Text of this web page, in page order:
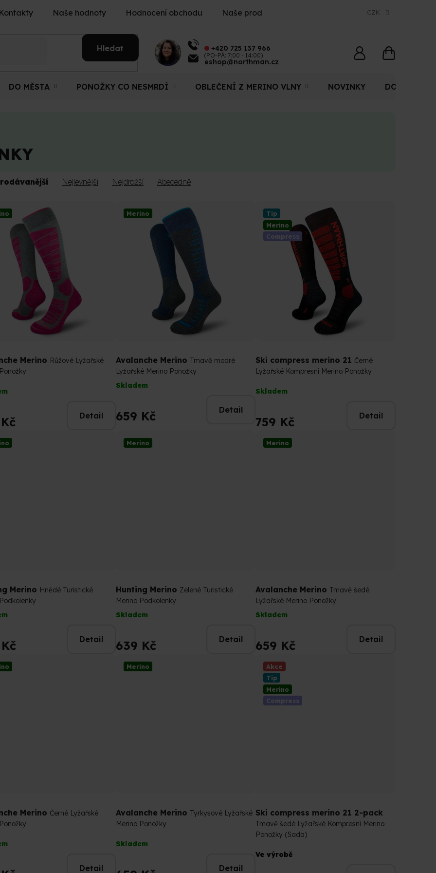
Kontakty Naše hodnoty Hodnocení obchodu Naše prodejny CZK
Hledat
NÁKUPNÍ
KOŠÍK
+420 725 137 966
(PO-PÁ: 7:00 - 14:00)
eshop@northman.cz
DO MĚSTA PONOŽKY CO NESMRDÍ OBLEČENÍ Z MERINO VLNY NOVINKY DOPLŇKY
Nejlevnější Nejdražší Abecedně
Merino Růžové Lyžařské
Detail
Merino
Avalanche Merino Tmavě modré
Lyžařské Merino Ponožky
Skladem
659 Kč Detail
Tip
Merino
Compress
Ski compress merino 21 Černé
Lyžařské Kompresní Merino Ponožky
Průměrné
hodnocení
je
5,0
Skladem
759 Kč Detail
Merino Hnědé Turistické
Detail
Merino
Hunting Merino Zelené Turistické
Merino Podkolenky
Skladem
639 Kč Detail
Merino
Avalanche Merino Tmavě šedé
Lyžařské Merino Ponožky
Skladem
659 Kč Detail
Merino Černé Lyžařské
Detail
Merino
Avalanche Merino Tyrkysové Lyžařské
Merino Ponožky
Průměrné
hodnocení
je
Skladem
Detail
Akce
Tip
Merino
Compress
Ski compress merino 21 2-pack
Tmavě šedé Lyžařské Kompresní Merino
Ponožky (Sada)
Průměrné
hodnocení
Ve výrobě